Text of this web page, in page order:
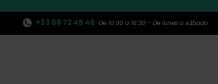
+33 66 72 45 46 De 10:00 a 18:30 - De lunes a sábado